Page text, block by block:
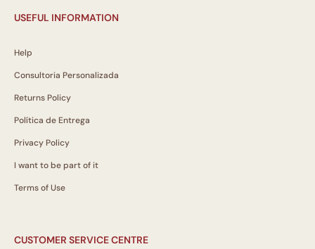
USEFUL INFORMATION
Help
Consultoria Personalizada
Returns Policy
Política de Entrega
Privacy Policy
I want to be part of it
Terms of Use
CUSTOMER SERVICE CENTRE